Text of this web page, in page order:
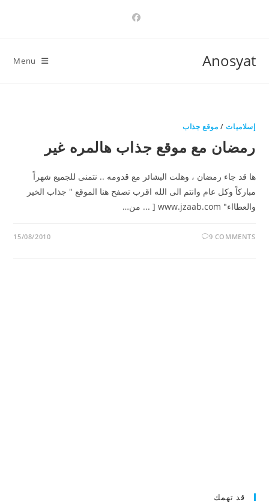
Anosyat
Menu
إسلاميات/ موقع جذاب
رمضان مع موقع جذاب هالمره غير
ها قد جاء رمضان ، وهلت البشائر مع قدومه .. نتمنى للجميع شهراً
مباركاً وكل عام وانتم الى الله اقرب تصفح هنا الموقع " جذاب الخير
والعطااء" www.jzaab.com [ ... من…
9 COMMENTS
15/08/2010
قد تهمك